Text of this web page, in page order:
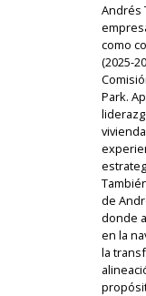
Andrés
como
(2025-
Park.
de
donde
en la
la